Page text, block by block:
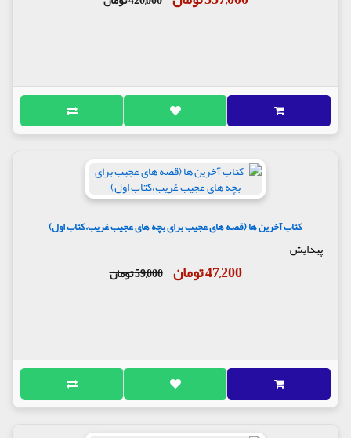
کتاب آخرین ها (قصه های عجیب برای بچه های عجیب غریب،کتاب اول)
پیدایش
47,200 تومان 59,000 تومان